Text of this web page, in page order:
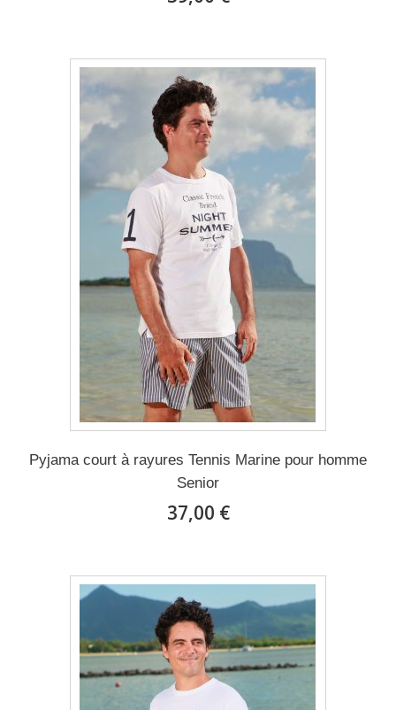
Pyjama court à rayures Tennis Marine pour homme
Senior
37,00 €